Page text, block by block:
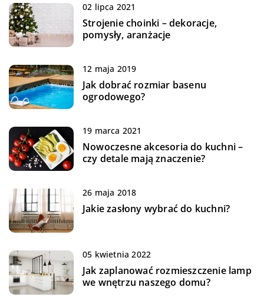
02 lipca 2021
Strojenie choinki – dekoracje,
pomysły, aranżacje
12 maja 2019
Jak dobrać rozmiar basenu
ogrodowego?
19 marca 2021
Nowoczesne akcesoria do kuchni –
czy detale mają znaczenie?
26 maja 2018
Jakie zasłony wybrać do kuchni?
05 kwietnia 2022
Jak zaplanować rozmieszczenie lamp
we wnętrzu naszego domu?